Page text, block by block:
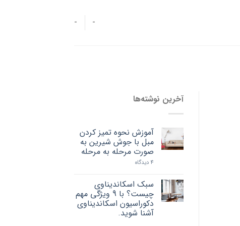
-
-
آخرین نوشته‌ها
آموزش نحوه تمیز کردن
مبل با جوش شیرین به
صورت مرحله به مرحله
4 دیدگاه
سبک اسکاندیناوی
چیست؟ با 9 ویژگی مهم
دکوراسیون اسکاندیناوی
آشنا شوید.